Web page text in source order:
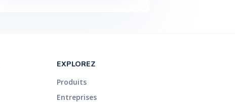
EXPLOREZ
Produits
Entreprises